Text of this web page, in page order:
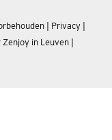
| Privacy
Zenjoy in Leuven